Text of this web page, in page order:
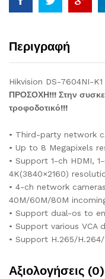
Περιγραφή
Hikvision DS-7604NI-
ΠΡΟΣΟΧΗ!!! Στην
τροφοδοτικό!!!
• Third-party network
• Up to 8 Megapixels
• Support 1-ch HDMI,
4K(3840×2160)
• 4-ch network
40M/60M/80M
• Support dual-os to
• Support various VCA
• Support H.265/
Αξιολογήσεις (0)